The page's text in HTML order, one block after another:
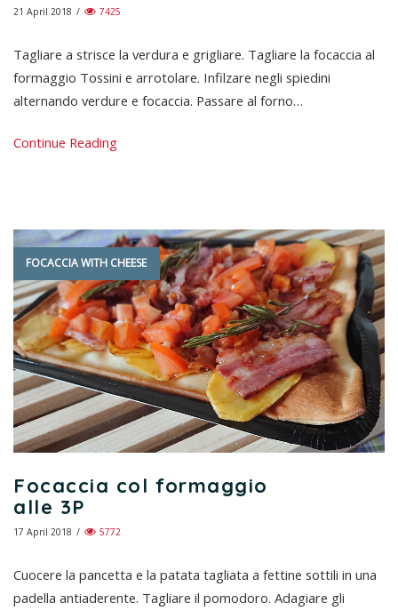
21 April 2018 / 7425
Tagliare a strisce la verdura e grigliare. Tagliare la focaccia al
formaggio Tossini e arrotolare. Infilzare negli spiedini
alternando verdure e focaccia. Passare al forno…
Continue Reading
FOCACCIA WITH CHEESE
Focaccia col formaggio
alle 3P
17 April 2018 / 5772
Cuocere la pancetta e la patata tagliata a fettine sottili in una
padella antiaderente. Tagliare il pomodoro. Adagiare gli